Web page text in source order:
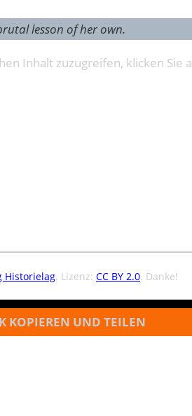
lesson of her own.
Inhalt zuzugreifen, klicken Sie
Historielag. Lizenz: CC BY 2.0. Danke!
KOPIEREN UND TEILEN